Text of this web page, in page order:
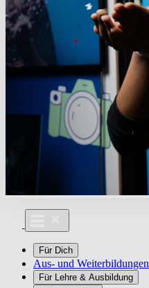
Für Dich
Aus- und Weiterbildungen
Für Lehre & Ausbildung